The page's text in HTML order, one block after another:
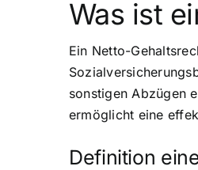
Was ist
Ein Netto-
sonstigen Abzügen
ermöglicht eine
Definition